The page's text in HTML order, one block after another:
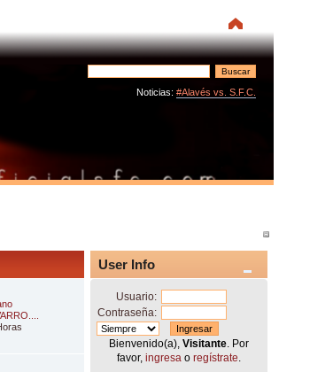
Noticias: #Alavés vs. S.F.C.
User Info
Usuario:
Contraseña:
Bienvenido(a),Visitante . Por
favor,ingresa oregístrate